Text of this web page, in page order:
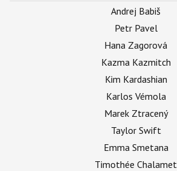
Andrej Babiš
Petr Pavel
Hana Zagorová
Kazma Kazmitch
Kim Kardashian
Karlos Vémola
Marek Ztracený
Taylor Swift
Emma Smetana
Timothée Chalamet